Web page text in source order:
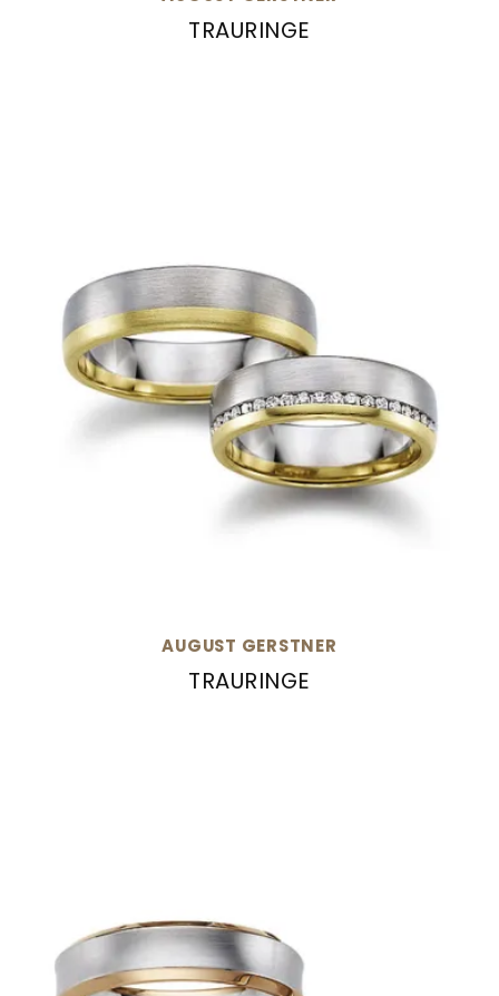
TRAURINGE
AUGUST GERSTNER
TRAURINGE